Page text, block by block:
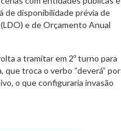
de disponibilidade prévia de
e de Orçamento Anual
a tramitar em 2º turno para
que troca o verbo “deverá” por
o que configuraria invasão